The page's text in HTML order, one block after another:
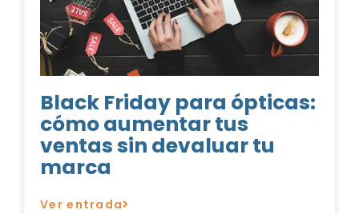
Black Friday para ópticas:
cómo aumentar tus
ventas sin devaluar tu
marca
Ver entrada